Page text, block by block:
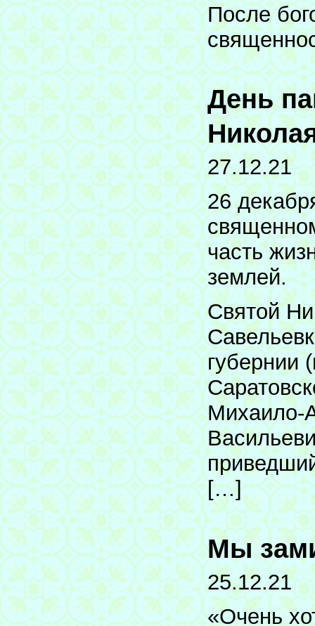
После
День
27.12.21
26
часть
землей.
Святой
губернии
Михаило-
[…]
Мы
25.12.21
«Очень